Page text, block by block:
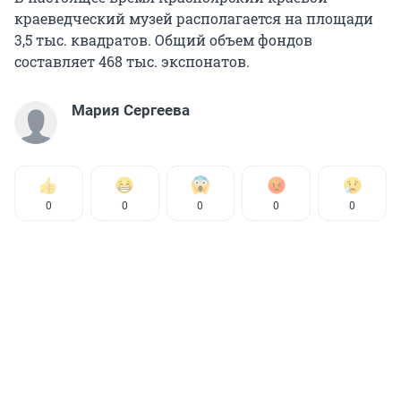
краеведческий музей располагается на площади
3,5 тыс. квадратов. Общий объем фондов
составляет 468 тыс. экспонатов.
Мария Сергеева
0 0 0 0 0